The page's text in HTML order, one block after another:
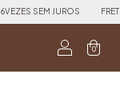
SEM JUROS FRETE
0